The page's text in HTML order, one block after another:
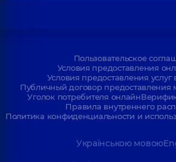
Пользовательское
Условия предоставления
Условия предоставления
Публичный договор предоставления
Уголок потребителя онлайн
Правила внутреннего
Политика конфиденциальности и
Українською мовою